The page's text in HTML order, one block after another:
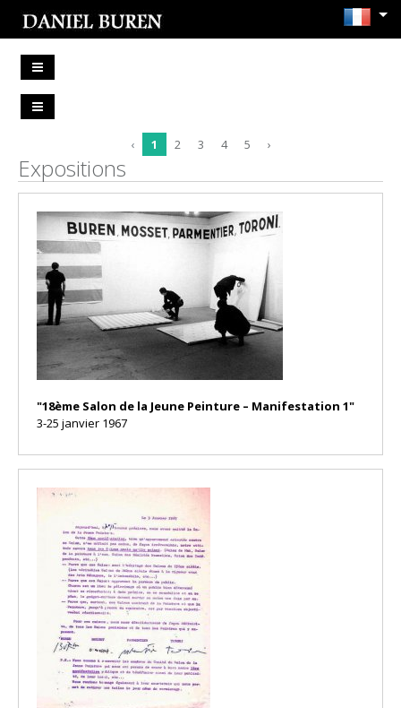
‹ 1 2 3 4 5 ›
Expositions
"18ème Salon de la Jeune Peinture – Manifestation 1"
3-25 janvier 1967